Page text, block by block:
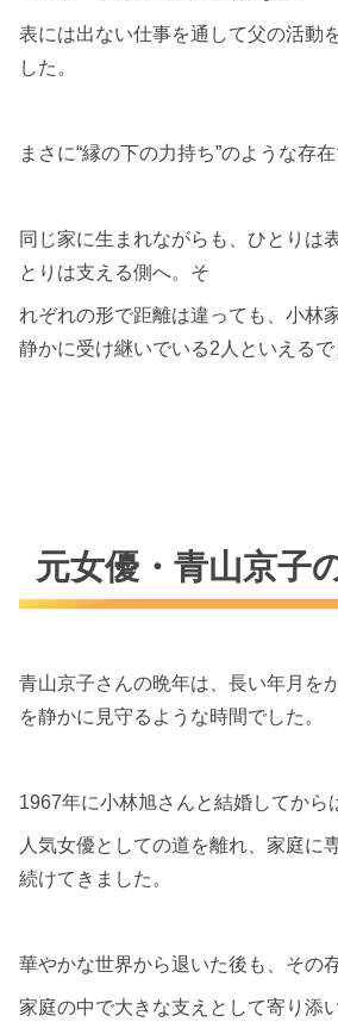
表には出ない仕事を通して父の活動
した。
まさに“縁の下の力持ち”のような存在
同じ家に生まれながらも、ひとりは
とりは支える側へ。そ
れぞれの形で距離は違っても、小林
静かに受け継いでいる2人といえるで
元女優・青山京子
青山京子さんの晩年は、長い年月を
を静かに見守るような時間でした。
1967年に小林旭さんと結婚してから
人気女優としての道を離れ、家庭に
続けてきました。
華やかな世界から退いた後も、その
家庭の中で大きな支えとして寄り添